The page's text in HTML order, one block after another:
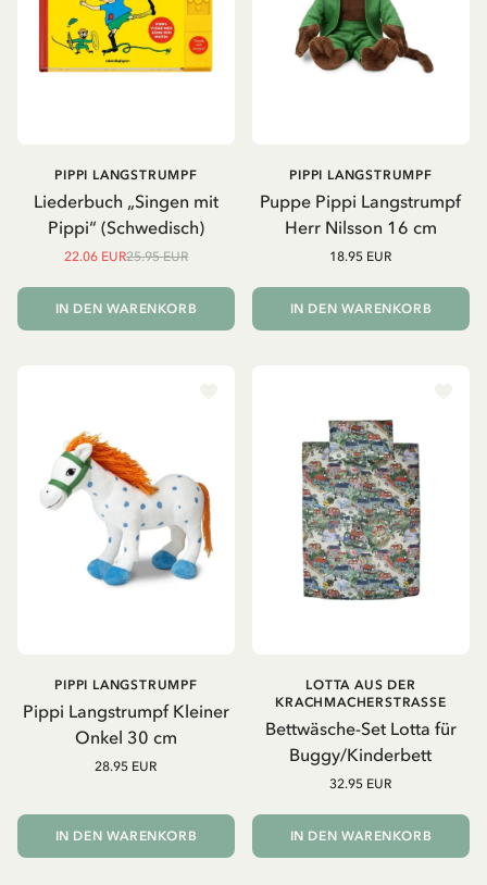
Liederbuch „Singen mit
Pippi“ (Schwedisch)
PIPPI LANGSTRUMPF
22.06 EUR25.95 EUR
IN DEN WARENKORB
Puppe Pippi Langstrumpf
Herr Nilsson 16 cm
PIPPI LANGSTRUMPF
18.95 EUR
IN DEN WARENKORB
Pippi Langstrumpf Kleiner
Onkel 30 cm
PIPPI LANGSTRUMPF
28.95 EUR
IN DEN WARENKORB
Bettwäsche-Set Lotta für
Buggy/Kinderbett
LOTTA AUS DER
KRACHMACHERSTRASSE
32.95 EUR
IN DEN WARENKORB